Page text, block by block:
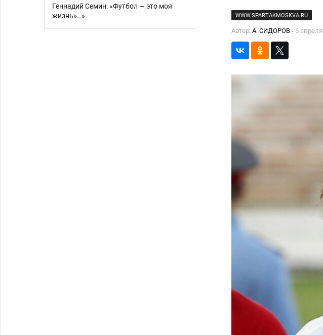
Геннадий Семин: «Футбол — это моя
жизнь»…»
WWW.SPARTAKMOSKVA.RU
Автор: А. СИДОРОВ - 6